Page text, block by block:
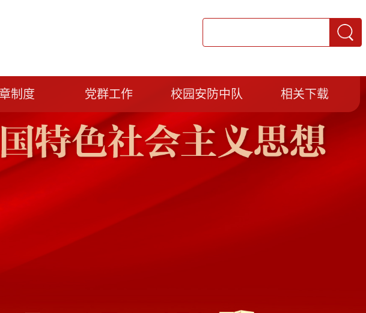
制度 党群工作 校园安防中队 相关下载